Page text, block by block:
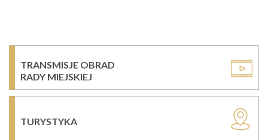
TRANSMISJE OBRAD
RADY MIEJSKIEJ
TURYSTYKA